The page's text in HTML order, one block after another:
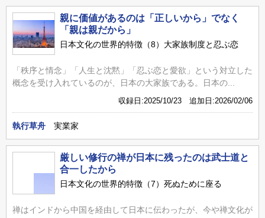
親に価値があるのは「正しいから」でなく
「親は親だから」
日本文化の世界的特徴（8）大家族制度と忍ぶ恋
「秩序と情念」「人生と沈黙」「忍ぶ恋と愛欲」という対立した
概念を受け入れているのが、日本の大家族である。日本の...
収録日:2025/10/23 追加日:2026/02/06
執行草舟 実業家
厳しい修行の禅が日本に残ったのは武士道と
合一したから
日本文化の世界的特徴（7）死ぬために座る
禅はインドから中国を経由して日本に伝わったが、今や禅文化が